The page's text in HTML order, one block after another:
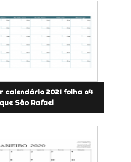
calendário 2021 folha a4
São Rafael